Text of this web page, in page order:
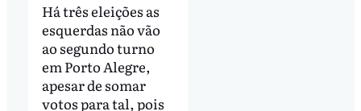
Há três eleições as
esquerdas não vão
ao segundo turno
em Porto Alegre,
apesar de somar
votos para tal, pois